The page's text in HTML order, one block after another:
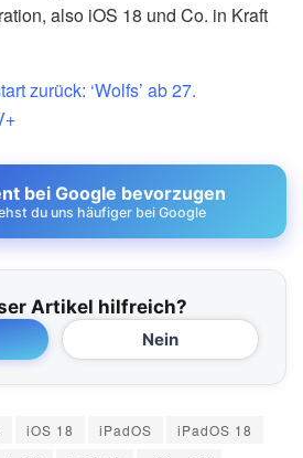
also iOS 18 und Co. in Kraft
zurück: ‘Wolfs’ ab 27.
bei Google bevorzugen
du uns häufiger bei Google
Artikel hilfreich?
Nein
iOS 18 iPadOS
iPadOS 18